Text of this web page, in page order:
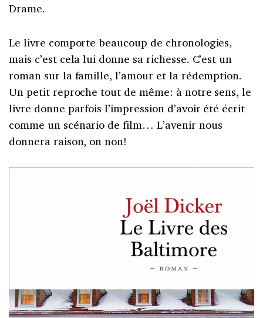
Drame.
Le livre comporte beaucoup de chronologies,
mais c’est cela lui donne sa richesse. C’est un
roman sur la famille, l’amour et la rédemption.
Un petit reproche tout de même: à notre sens, le
livre donne parfois l’impression d’avoir été écrit
comme un scénario de film… L’avenir nous
donnera raison, on non!